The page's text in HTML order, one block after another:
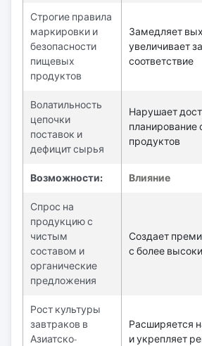
Строгие правила
маркировки и
безопасности
пищевых
продуктов
Замедляет
увеличивает
соответствие
Волатильность
цепочки
поставок и
дефицит сырья
Нарушает
планирование
продуктов
Возможности: Влияние
Спрос на
продукцию с
чистым
составом и
органические
предложения
Создает
с более
Рост культуры
завтраков в
Азиатско-
Расширяется
и укрепляет